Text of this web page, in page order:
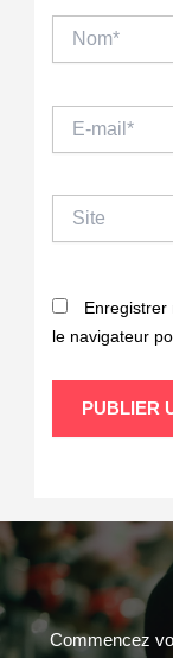
mail*
Site
Enregistrer
le navigateur
Commencez